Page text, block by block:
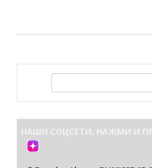
НАШИ СОЦСЕТИ, НАЖМИ И